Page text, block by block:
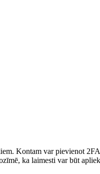
Kontam var pievienot
ka laimesti var būt